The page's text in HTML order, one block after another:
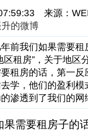
来源：
的微博
年前我们如果需要
区租房”，关于地
租房的话，第一
学，他们的盈利
渗透到了我们的网
果需要租房子的